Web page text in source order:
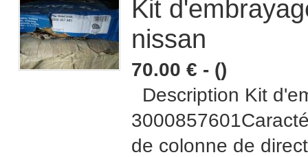
Kit
nissan
70.00 € - ()
Description Kit
de colonne de